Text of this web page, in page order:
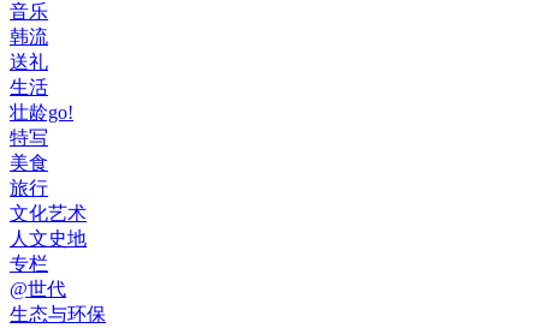
音乐
韩流
送礼
生活
壮龄go!
特写
美食
旅行
文化艺术
人文史地
专栏
@世代
生态与环保